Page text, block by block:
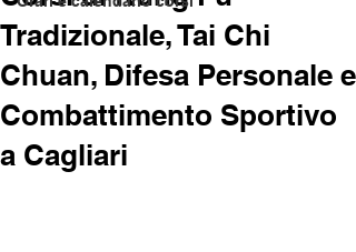
Tradizionale, Tai Chi
Chuan, Difesa Personale e
Combattimento Sportivo
a Cagliari